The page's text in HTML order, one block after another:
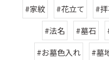
#家紋 #花立て #
#法名
#墓石
#お墓色入れ
#墓